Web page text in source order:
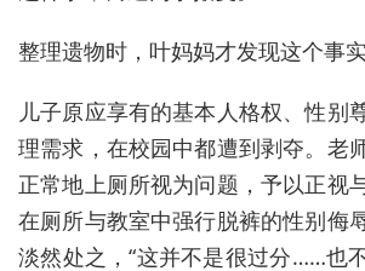
整理遗物时，叶妈妈才发现这个事实
儿子原应享有的基本人格权、性别
理需求，在校园中都遭到剥夺。老
正常地上厕所视为问题，予以正视
在厕所与教室中强行脱裤的性别侮
淡然处之，“这并不是很过分……也